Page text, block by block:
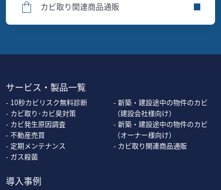
カビ取り関連商品通販
サービス・製品一覧
10秒カビリスク無料診断
カビ取り･カビ臭対策
カビ発生原因調査
不動産売買
定期メンテナンス
ガス殺菌
新築・建設途中の物件のカビ
（建設会社様向け）
新築・建設途中の物件のカビ
（オーナー様向け）
カビ取り関連商品通販
導入事例